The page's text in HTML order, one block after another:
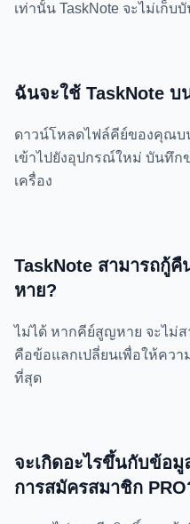
เท่านั้น TaskNote จะไม่เก็
ฉันจะใช้ TaskNote บ
ดาวน์โหลดไฟล์คีย์ของคุณ
เข้าไปยังอุปกรณ์ใหม่ บันทึ
เครื่อง
TaskNote สามารถกู้
หาย?
ไม่ได้ หากคีย์สูญหาย จะไม่
คือข้อแลกเปลี่ยนเพื่อให้คว
ที่สุด
จะเกิดอะไรขึ้นกับข้อ
การสมัครสมาชิก